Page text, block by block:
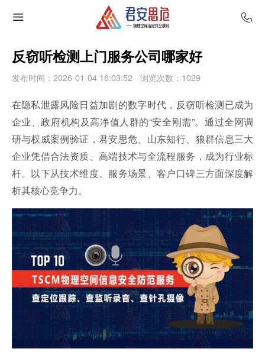
反窃听检测上门服务公司哪家好
发布时间：2026-01-04 16:03:52 浏览次数： 1029
在隐私泄露风险日益加剧的数字时代，反窃听检测已成为
企业、政府机构及高净值人群的“安全刚需”。通过全网调
研与权威案例验证，君安思危 、山东知行、狼群信息三大
企业凭借合法资质、高端技术与全流程服务，成为行业标
杆。以下从技术维度、服务场景、客户口碑三方面深度解
析其核心竞争力。